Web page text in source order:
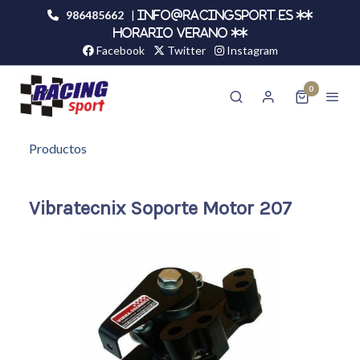
986485662 |
info@racingsport.es **
HORARIO VERANO **
Facebook Twitter Instagram
0
Productos
Vibratecnix Soporte Motor 207